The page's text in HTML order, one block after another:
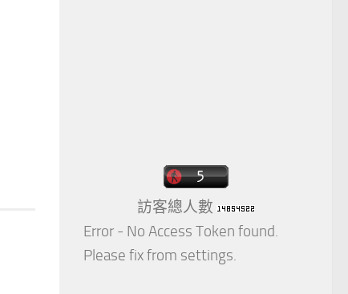
訪客總人數
Error - No Access Token found.
Please fix from settings.